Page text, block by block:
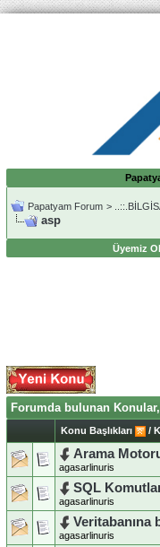
Papatyam Forum >
asp
Üyemiz Ol
Forumda bulunan
Konu Başlıkları /
Arama
agasarlinuris
SQL
agasarlinuris
Veritabanına
agasarlinuris